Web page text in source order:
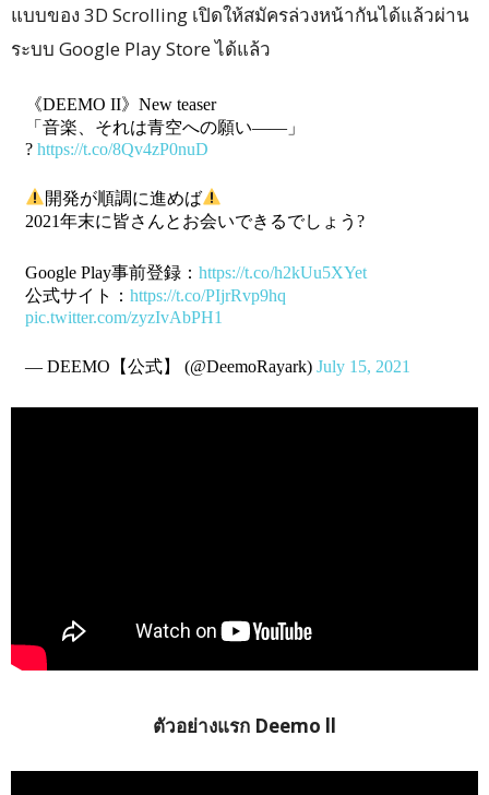
แบบของ 3D Scrolling เปิดให้สมัครล่วงหน้ากันได้แล้วผ่าน
ระบบ Google Play Store ได้แล้ว
《DEEMO II》New teaser
「音楽、それは青空への願い――」
? https://t.co/8Qv4zP0nuD
開発が順調に進めば
2021年末に皆さんとお会いできるでしょう?
Google Play事前登録： https://t.co/h2kUu5XYet
公式サイト： https://t.co/PIjrRvp9hq
pic.twitter.com/zyzIvAbPH1
— DEEMO【公式】 (@DeemoRayark) July 15, 2021
ตัวอย่างแรก Deemo ll